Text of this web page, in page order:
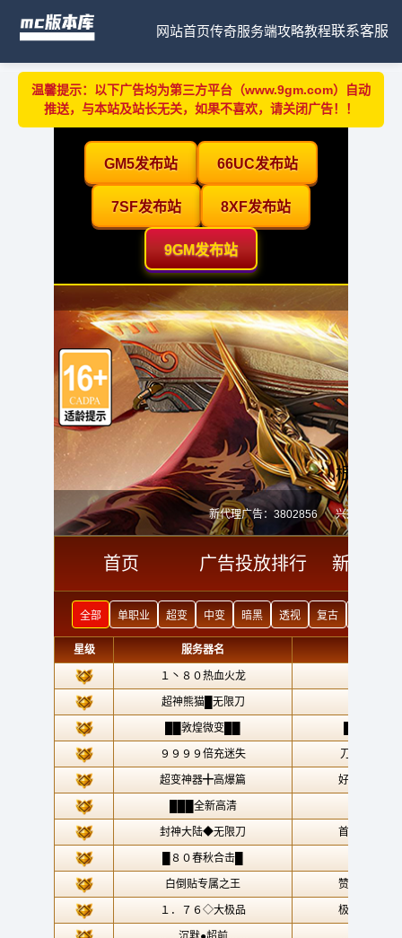
网站首页传奇服务端攻略教程联系客服
温馨提示：以下广告均为第三方平台（www.9gm.com）自动
推送，与本站及站长无关，如果不喜欢，请关闭广告！！